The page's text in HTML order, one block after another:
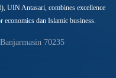
UIN Antasari, combines excellence
dan Islamic business.
70235